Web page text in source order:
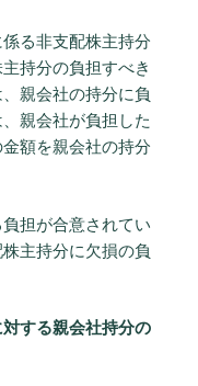
る非支配株主持分
持分の負担すべき
親会社の持分に負
親会社が負担した
額を親会社の持分
担が合意されてい
主持分に欠損の負
する親会社持分の